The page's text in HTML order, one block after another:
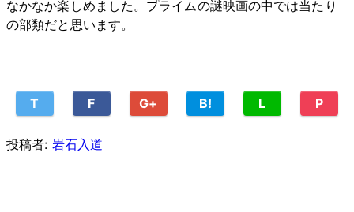
なかなか楽しめました。プライムの謎映画の中では当たり
の部類だと思います。
T F G+ B! L P
投稿者: 岩石入道